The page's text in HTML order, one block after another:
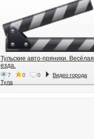
Тульские авто-пряники. Весёлая
езда.
7 0 0
Видео города
Тула